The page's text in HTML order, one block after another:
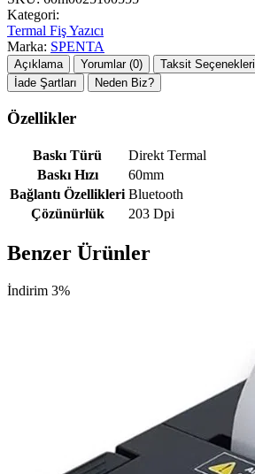
Kategori:
Termal Fiş Yazıcı
Marka: SPENTA
Açıklama Yorumlar (0) Taksit Seçenekleri
İade Şartları
Neden Biz?
Özellikler
Baskı Türü
Direkt Termal
Baskı Hızı
60mm
Bağlantı Özellikleri Bluetooth
Çözünürlük
203 Dpi
Benzer Ürünler
İndirim 3%